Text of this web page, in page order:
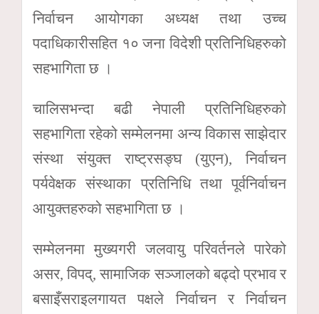
निर्वाचन आयोगका अध्यक्ष तथा उच्च
पदाधिकारीसहित १० जना विदेशी प्रतिनिधिहरुको
सहभागिता छ ।
चालिसभन्दा बढी नेपाली प्रतिनिधिहरुको
सहभागिता रहेको सम्मेलनमा अन्य विकास साझेदार
संस्था संयुक्त राष्ट्रसङ्घ (युएन), निर्वाचन
पर्यवेक्षक संस्थाका प्रतिनिधि तथा पूर्वनिर्वाचन
आयुक्तहरुको सहभागिता छ ।
सम्मेलनमा मुख्यगरी जलवायु परिवर्तनले पारेको
असर, विपद्, सामाजिक सञ्जालको बढ्दो प्रभाव र
बसाइँसराइलगायत पक्षले निर्वाचन र निर्वाचन